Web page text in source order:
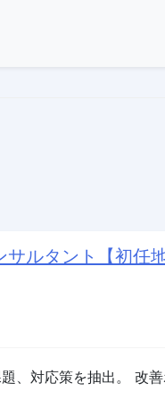
ルタント【初任
、対応策を抽出。 改